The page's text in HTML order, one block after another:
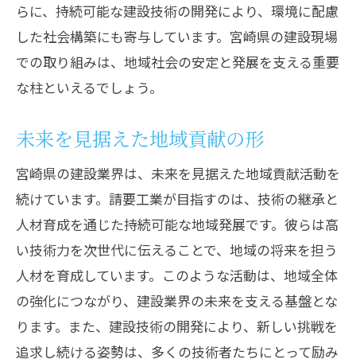
らに、持続可能な建設技術の開発により、環境に配慮
した社会構築にも寄与しています。宮崎県の建設現場
での取り組みは、地域社会の安定と発展を支える重要
な柱といえるでしょう。
未来を見据えた地域貢献の形
宮崎県の建設業界は、未来を見据えた地域貢献活動を
続けています。請要工業が目指すのは、技術の継承と
人材育成を通じた持続可能な地域発展です。彼らは高
い技術力を次世代に伝えることで、地域の将来を担う
人材を育成しています。このような活動は、地域全体
の強化につながり、建設業界の未来を支える基盤とな
ります。また、建設技術の開発により、新しい挑戦を
追求し続ける姿勢は、多くの技術者たちにとって励み